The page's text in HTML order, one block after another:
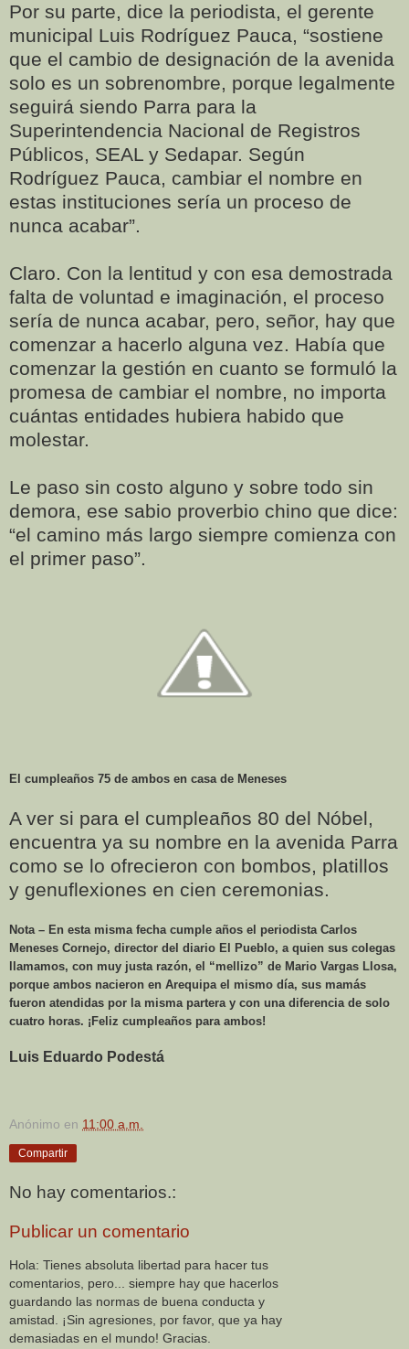
Por su parte, dice la periodista, el gerente
municipal Luis Rodríguez Pauca, “sostiene
que el cambio de designación de la avenida
solo es un sobrenombre, porque legalmente
seguirá siendo Parra para la
Superintendencia Nacional de Registros
Públicos, SEAL y Sedapar. Según
Rodríguez Pauca, cambiar el nombre en
estas instituciones sería un proceso de
nunca acabar”.
Claro. Con la lentitud y con esa demostrada
falta de voluntad e imaginación, el proceso
sería de nunca acabar, pero, señor, hay que
comenzar a hacerlo alguna vez. Había que
comenzar la gestión en cuanto se formuló la
promesa de cambiar el nombre, no importa
cuántas entidades hubiera habido que
molestar.
Le paso sin costo alguno y sobre todo sin
demora, ese sabio proverbio chino que dice:
“el camino más largo siempre comienza con
el primer paso”.
El cumpleaños 75 de ambos en casa de Meneses
A ver si para el cumpleaños 80 del Nóbel,
encuentra ya su nombre en la avenida Parra
como se lo ofrecieron con bombos, platillos
y genuflexiones en cien ceremonias.
Nota – En esta misma fecha cumple años el periodista Carlos
Meneses Cornejo, director del diario El Pueblo, a quien sus colegas
llamamos, con muy justa razón, el “mellizo” de Mario Vargas Llosa,
porque ambos nacieron en Arequipa el mismo día, sus mamás
fueron atendidas por la misma partera y con una diferencia de solo
cuatro horas. ¡Feliz cumpleaños para ambos!
Luis Eduardo Podestá
Anónimo en 11:00 a.m.
Compartir
No hay comentarios.:
Publicar un comentario
Hola: Tienes absoluta libertad para hacer tus
comentarios, pero... siempre hay que hacerlos
guardando las normas de buena conducta y
amistad. ¡Sin agresiones, por favor, que ya hay
demasiadas en el mundo! Gracias.